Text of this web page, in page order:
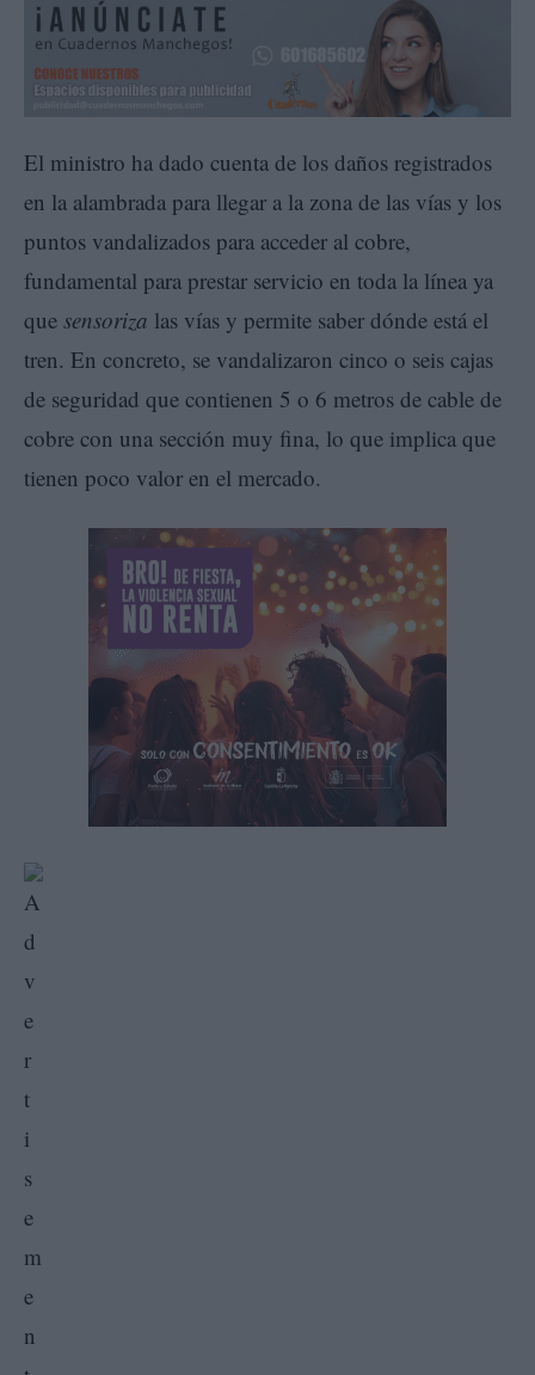
El ministro ha dado cuenta de los daños registrados
en la alambrada para llegar a la zona de las vías y los
puntos vandalizados para acceder al cobre,
fundamental para prestar servicio en toda la línea ya
que sensoriza las vías y permite saber dónde está el
tren. En concreto, se vandalizaron cinco o seis cajas
de seguridad que contienen 5 o 6 metros de cable de
cobre con una sección muy fina, lo que implica que
tienen poco valor en el mercado.